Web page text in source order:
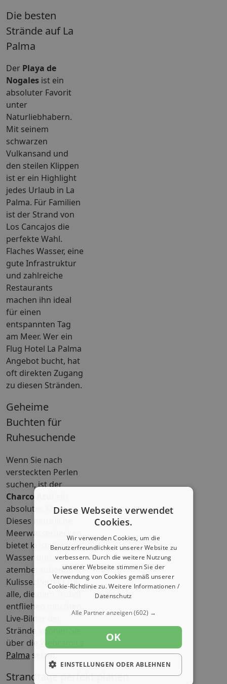
Die besten
Strände auf La
Palma
Der Playa de
Nogales ist ein
absoluter Favorit
unter
Naturliebhabern.
Mit seinem
schwarzen
Vulkansand und
den steilen Klippen
ist er ein Highlight
jedes Urlaub in La
Palma. Für Familien
ist der Strand von
Los Cancajos die
perfekte Wahl.
Flaches Wasser, eine
gute Infrastruktur
und zahlreiche
Restaurants
machen ihn ideal
für einen
entspannten Tag
am Meer. Wer ein
Flug Hotel La Palma
Angebot bucht, hat
oft direkten Zugang
zu diesen Stränden.
Geheime
Buchten für
Ruhesuchende
Wenn Sie nach
versteckten Perlen
suchen, ist der
Charco Azul
absolutes Muss.
Dieses natürliche
Meerwasserbecken
bietet kristallklares
Wasser und eine
atemberaubende
Kulisse. Perfekt für
alle, die dem Trubel
entfliehen möchten.
Live-Bilder der
Strände können Sie
über die
Webcam La
Palma sehen.
Strandtage perfekt planen
Diese Webseite verwendet
Cookies.
Wir verwenden Cookies, um die
Benutzerfreundlichkeit unserer Website zu
verbessern. Durch die weitere Nutzung
unserer Webseite stimmen Sie der
Verwendung von Cookies gemäß unserer
Cookie-Richtlinie zu.Weitere Informationen /
Datenschutz
Alle Partner anzeigen(602) →
OK
EINSTELLUNGEN ODER ABLEHNEN